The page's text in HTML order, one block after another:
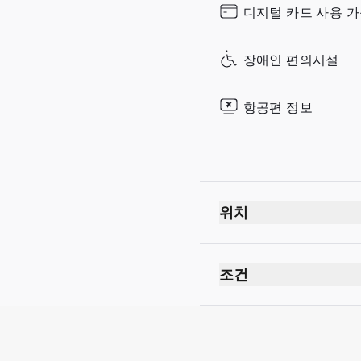
Sunday디지털 카드 사용
장애인 편의시설
항공편 정보
위치
조건